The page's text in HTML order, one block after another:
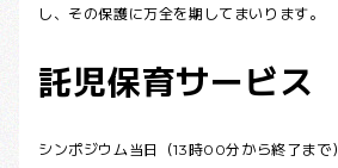
し、その保護に万全を期してまいります。
託児保育サービス
シンポジウム当日（13時00分から終了まで